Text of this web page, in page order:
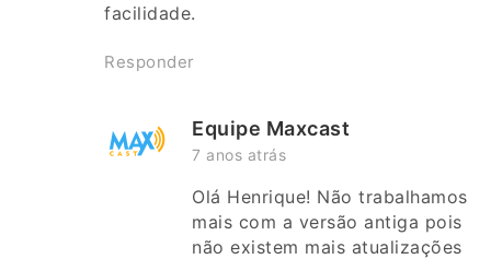
facilidade.
Responder
Equipe Maxcast
7 anos atrás
Olá Henrique! Não trabalhamos
mais com a versão antiga pois
não existem mais atualizações